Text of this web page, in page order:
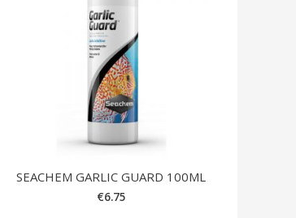
SEACHEM GARLIC GUARD 100ML
€6.75